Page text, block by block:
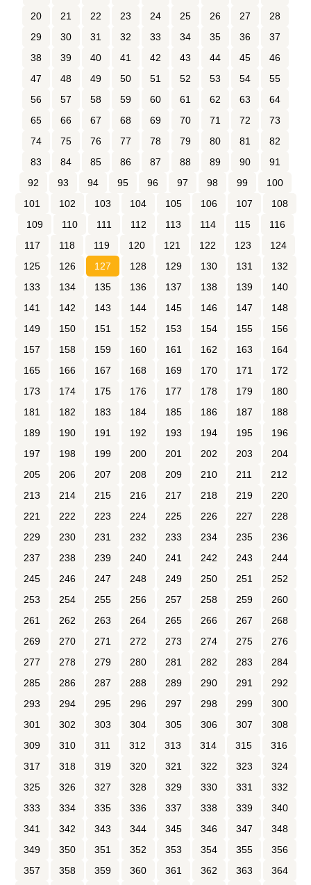
20
21 22 23 24 25 26 27
28
29
30 31 32 33 34 35 36
37
38
39 40 41 42 43 44 45
46
47
48 49 50 51 52 53 54
55
56
57 58 59 60 61 62 63
64
65
66 67 68 69 70 71 72
73
74
75 76 77 78 79 80 81
82
83
84 85 86 87 88 89 90
91
92
93 94 95 96 97 98 99
100
101
102 103 104 105 106 107
108
109
110 111 112 113 114 115
116
117
118 119 120 121 122 123
124
125
126 127 128 129 130 131
132
133
134 135 136 137 138 139
140
141
142 143 144 145 146 147
148
149
150 151 152 153 154 155
156
157
158 159 160 161 162 163
164
165
166 167 168 169 170 171
172
173
174 175 176 177 178 179
180
181
182 183 184 185 186 187
188
189
190 191 192 193 194 195
196
197
198 199 200 201 202 203
204
205
206 207 208 209 210 211
212
213
214 215 216 217 218 219
220
221
222 223 224 225 226 227
228
229
230 231 232 233 234 235
236
237
238 239 240 241 242 243
244
245
246 247 248 249 250 251
252
253
254 255 256 257 258 259
260
261
262 263 264 265 266 267
268
269
270 271 272 273 274 275
276
277
278 279 280 281 282 283
284
285
286 287 288 289 290 291
292
293
294 295 296 297 298 299
300
301
302 303 304 305 306 307
308
309
310 311 312 313 314 315
316
317
318 319 320 321 322 323
324
325
326 327 328 329 330 331
332
333
334 335 336 337 338 339
340
341
342 343 344 345 346 347
348
349
350 351 352 353 354 355
356
357
358 359 360 361 362 363
364